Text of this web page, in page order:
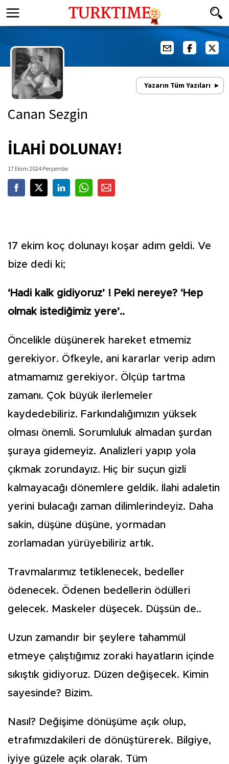
Yazarın Tüm Yazıları
Canan Sezgin
İLAHİ DOLUNAY!
17 Ekim 2024 Perşembe
17 ekim koç dolunayı koşar adım geldi. Ve
bize dedi ki;
‘Hadi kalk gidiyoruz’ ! Peki nereye? ‘Hep
olmak istediğimiz yere’..
Öncelikle düşünerek hareket etmemiz
gerekiyor. Öfkeyle, ani kararlar verip adım
atmamamız gerekiyor. Ölçüp tartma
zamanı. Çok büyük ilerlemeler
kaydedebiliriz. Farkındalığımızın yüksek
olması önemli. Sorumluluk almadan şurdan
şuraya gidemeyiz. Analizleri yapıp yola
çıkmak zorundayız. Hiç bir suçun gizli
kalmayacağı dönemlere geldik. İlahi adaletin
yerini bulacağı zaman dilimlerindeyiz. Daha
sakin, düşüne düşüne, yormadan
zorlamadan yürüyebiliriz artık.
Travmalarımız tetiklenecek, bedeller
ödenecek. Ödenen bedellerin ödülleri
gelecek. Maskeler düşecek. Düşsün de..
Uzun zamandır bir şeylere tahammül
etmeye çalıştığımız zoraki hayatların içinde
sıkıştık gidiyoruz. Düzen değişecek. Kimin
sayesinde? Bizim.
Nasıl? Değişime dönüşüme açık olup,
etrafımızdakileri de dönüştürerek. Bilgiye,
iyiye güzele açık olarak. Tüm